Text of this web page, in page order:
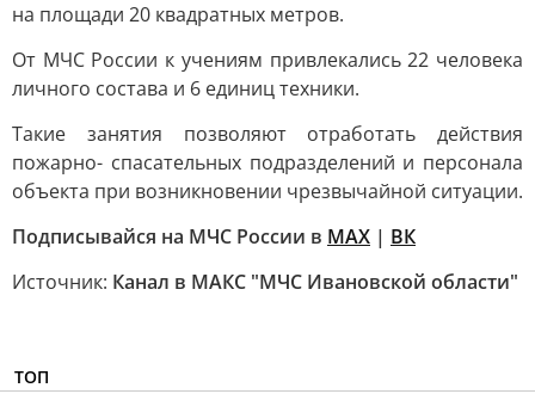
на площади 20 квадратных метров.
От МЧС России к учениям привлекались 22 человека
личного состава и 6 единиц техники.
Такие занятия позволяют отработать действия
пожарно- спасательных подразделений и персонала
объекта при возникновении чрезвычайной ситуации.
Подписывайся на МЧС России в MAX | ВК
Источник: Канал в МАКС "МЧС Ивановской области"
ТОП